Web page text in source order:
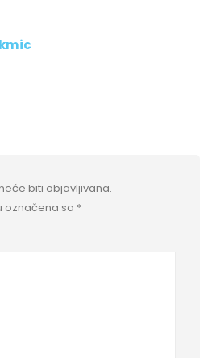
biti objavljivana.
označena sa *